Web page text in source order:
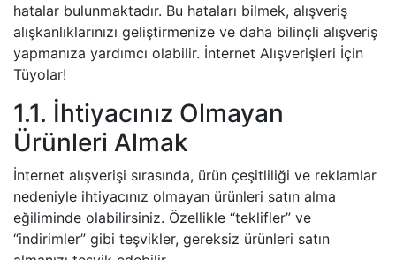
hatalar bulunmaktadır. Bu hataları bilmek, alışveriş
alışkanlıklarınızı geliştirmenize ve daha bilinçli alışveriş
yapmanıza yardımcı olabilir. İnternet Alışverişleri İçin
Tüyolar!
1.1. İhtiyacınız Olmayan
Ürünleri Almak
İnternet alışverişi sırasında, ürün çeşitliliği ve reklamlar
nedeniyle ihtiyacınız olmayan ürünleri satın alma
eğiliminde olabilirsiniz. Özellikle “teklifler” ve
“indirimler” gibi teşvikler, gereksiz ürünleri satın